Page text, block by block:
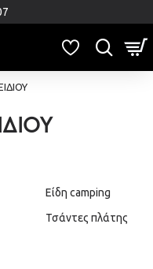
Είδη camping
Τσάντες πλάτης